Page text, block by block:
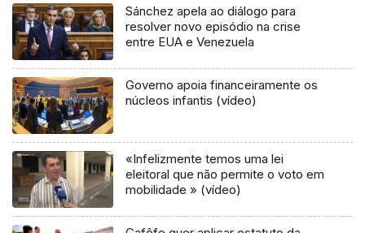
Sánchez apela ao diálogo para
resolver novo episódio na crise
entre EUA e Venezuela
Governo apoia financeiramente os
núcleos infantis (vídeo)
«Infelizmente temos uma lei
eleitoral que não permite o voto em
mobilidade » (vídeo)